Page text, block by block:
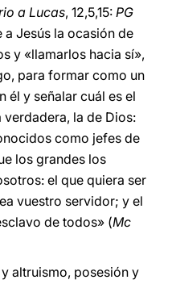
a Lucas, 12,5,15: PG
Jesús la ocasión de
y «llamarlos hacia sí»,
para formar como un
él y señalar cuál es el
la de Dios:
como jefes de
los grandes los
el que quiera ser
vuestro servidor; y el
de todos» (Mc
altruismo, posesión y